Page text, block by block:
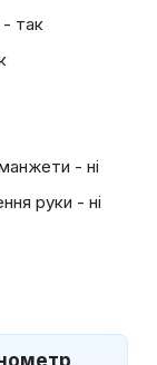
- так
- ні
руки - ні